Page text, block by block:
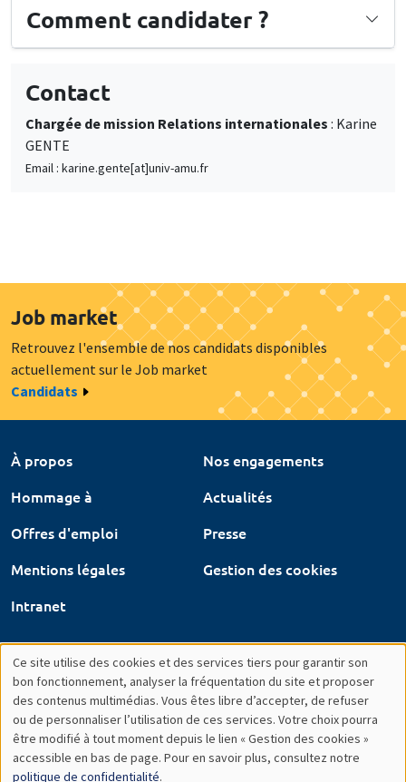
Comment candidater ?
Contact
Chargée de mission Relations internationales : Karine
GENTE
Email : karine.gente[at]univ-amu.fr
Job market
Retrouvez l'ensemble de nos candidats disponibles
actuellement sur le Job market
Candidats
À propos
Nos engagements
Hommage à
Actualités
Offres d'emploi
Presse
Mentions légales
Gestion des cookies
Intranet
Utilisation
des
données
Ce site utilise des cookies et des services tiers pour garantir son
bon fonctionnement, analyser la fréquentation du site et proposer
des contenus multimédias. Vous êtes libre d’accepter, de refuser
ou de personnaliser l’utilisation de ces services. Votre choix pourra
être modifié à tout moment depuis le lien « Gestion des cookies »
accessible en bas de page. Pour en savoir plus, consultez notre
politique de confidentialité.